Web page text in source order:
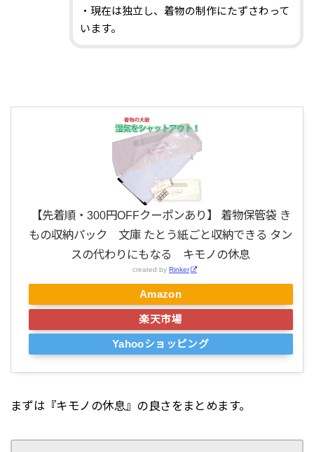
・現在は独立し、着物の制作にたずさわって
います。
【先着順・300円OFFクーポンあり】 着物保管袋 き
もの収納パック 文庫 たとう紙ごと収納できる タン
スの代わりにもなる キモノの休息
created by Rinker
Amazon
楽天市場
Yahooショッピング
まずは『キモノの休息』の良さをまとめます。